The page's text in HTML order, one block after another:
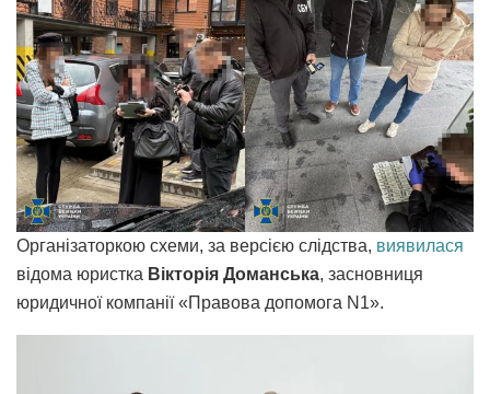
Організаторкою схеми, за версією слідства, виявилася
відома юристка Вікторія Доманська, засновниця
юридичної компанії «Правова допомога N1».